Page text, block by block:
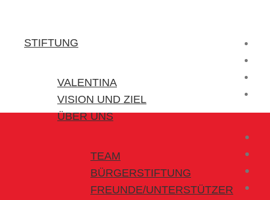
STIFTUNG
VALENTINA
VISION UND ZIEL
ÜBER UNS
TEAM
BÜRGERSTIFTUNG
FREUNDE/UNTERSTÜTZER